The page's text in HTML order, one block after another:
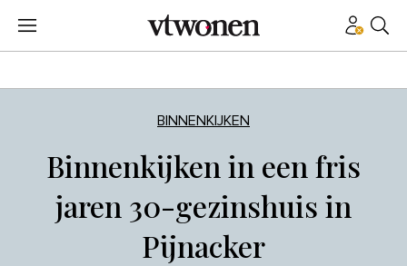
BINNENKIJKEN
Binnenkijken in een fris
jaren 30-gezinshuis in
Pijnacker